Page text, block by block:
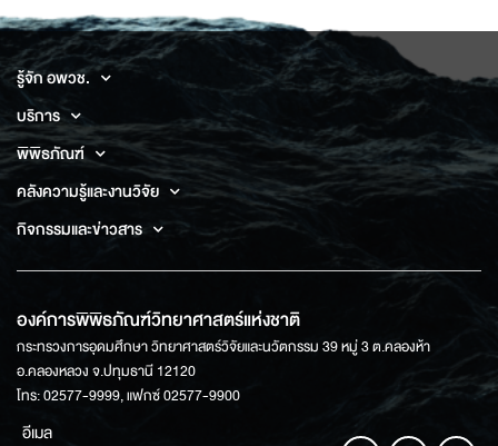
รู้จัก อพวช.
บริการ
พิพิธภัณฑ์
คลังความรู้และงานวิจัย
กิจกรรมและข่าวสาร
องค์การพิพิธภัณฑ์วิทยาศาสตร์แห่งชาติ
กระทรวงการอุดมศึกษา วิทยาศาสตร์วิจัยและนวัตกรรม 39 หมู่ 3 ต.คลองห้า
อ.คลองหลวง จ.ปทุมธานี 12120
โทร: 02577-9999, แฟกซ์ 02577-9900
อีเมล